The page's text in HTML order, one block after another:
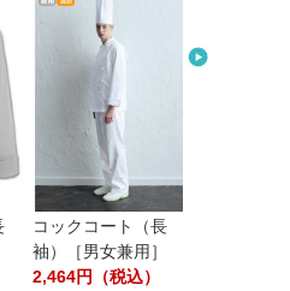
コックコート（長
袖）［男女兼用］
2,464円（税込）